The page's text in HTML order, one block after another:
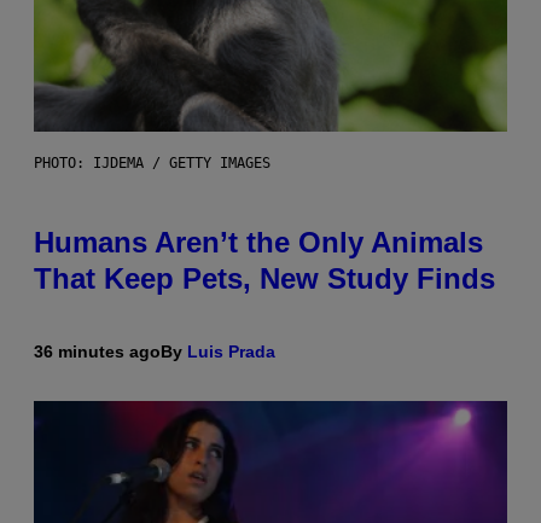
PHOTO: IJDEMA / GETTY IMAGES
Humans Aren’t the Only Animals
That Keep Pets, New Study Finds
36 minutes agoBy Luis Prada